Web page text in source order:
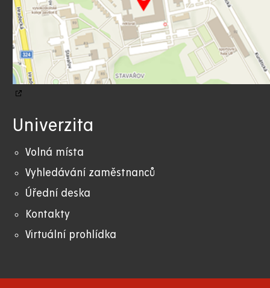
Univerzita
Volná místa
Vyhledávání zaměstnanců
Úřední deska
Kontakty
Virtuální prohlídka